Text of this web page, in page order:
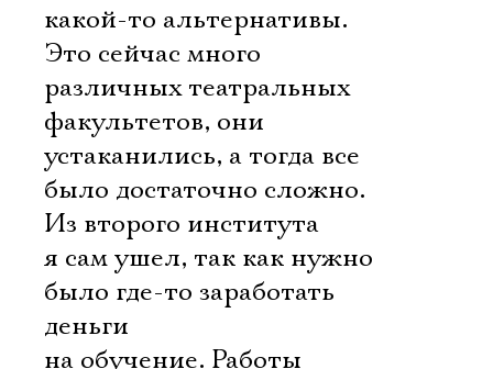
какой-то альтернативы.
Это сейчас много
различных театральных
факультетов, они
устаканились, а тогда все
было достаточно сложно.
Из второго института
я сам ушел, так как нужно
было где-то заработать
деньги
на обучение. Работы